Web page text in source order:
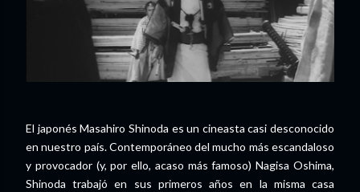
El japonés Masahiro Shinoda es un cineasta casi desconocido
en nuestro país. Contemporáneo del mucho más escandaloso
y provocador (y, por ello, acaso más famoso) Nagisa Oshima,
Shinoda trabajó en sus primeros años en la misma casa